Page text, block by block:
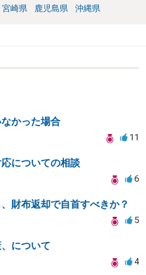
宮崎県 鹿児島県 沖縄県
かった場合
11
についての相談
6
財布返却で自首すべきか？
5
について
4